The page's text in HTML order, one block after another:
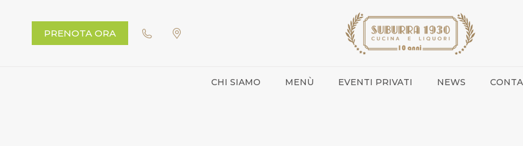
PRENOTA ORA
CHI SIAMO MENÙ EVENTI PRIVATI NEWS